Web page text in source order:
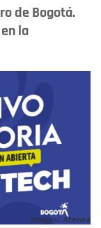
de Bogotá.
la
Imagen: Atenea